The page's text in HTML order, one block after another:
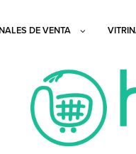
DE VENTA